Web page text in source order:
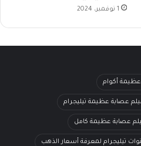
1 نوفمبر، 2024
أكوام
عصابة عظيمة تيليجرام
عصابة عظيمة كامل
تيليجرام لمعرفة أسعار الذهب